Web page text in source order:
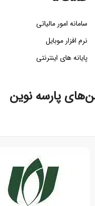
سامانه امور مالیاتی
نرم افزار موبایل
پایانه های اینترنتی
پارسه نوین